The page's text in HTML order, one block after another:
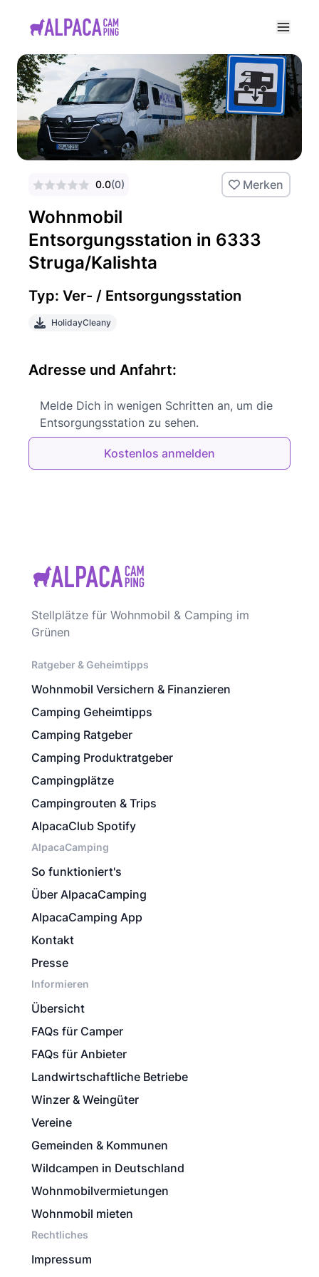
Wohnmobil
Entsorgungsstation in 6333
Struga/Kalishta
0.0(0) Merken
Typ: Ver- / Entsorgungsstation
HolidayCleany
Adresse und Anfahrt:
Melde Dich in wenigen Schritten an, um die
Entsorgungsstation zu sehen.
Kostenlos anmelden
Stellplätze für Wohnmobil & Camping im
Grünen
Ratgeber & Geheimtipps
Wohnmobil Versichern & Finanzieren
Camping Geheimtipps
Camping Ratgeber
Camping Produktratgeber
Campingplätze
Campingrouten & Trips
AlpacaClub Spotify
AlpacaCamping
So funktioniert's
Über AlpacaCamping
AlpacaCamping App
Kontakt
Presse
Informieren
Übersicht
FAQs für Camper
FAQs für Anbieter
Landwirtschaftliche Betriebe
Winzer & Weingüter
Vereine
Gemeinden & Kommunen
Wildcampen in Deutschland
Wohnmobilvermietungen
Wohnmobil mieten
Rechtliches
Impressum